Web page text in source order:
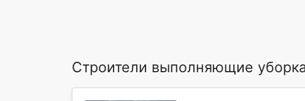
Строители выполняющие